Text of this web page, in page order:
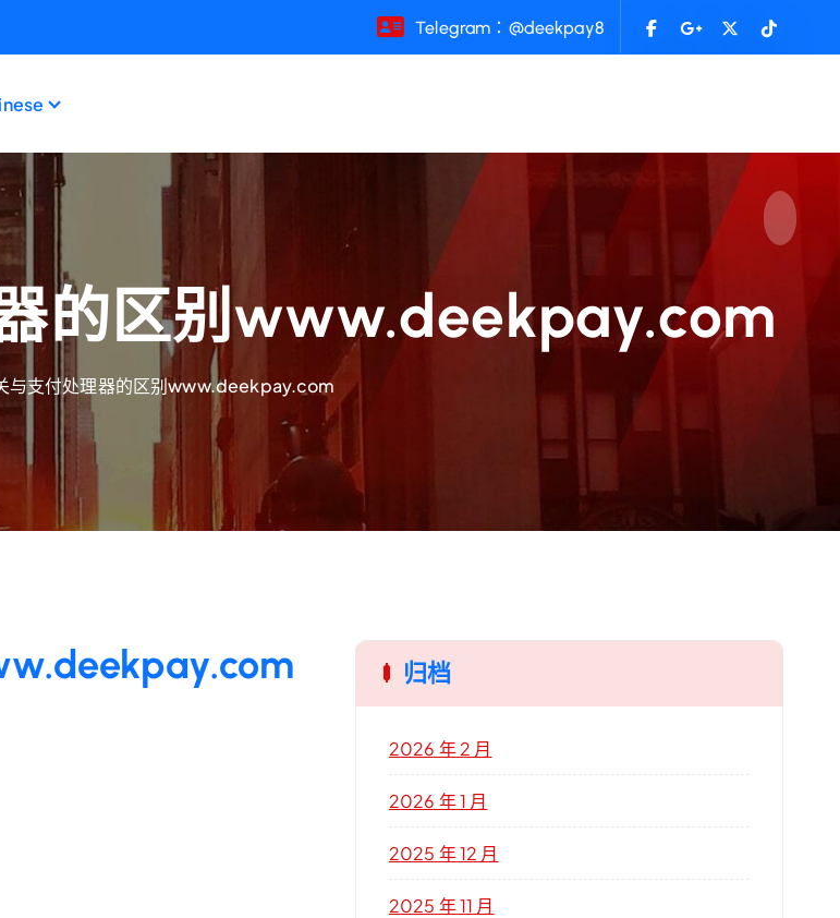
Telegram：@deekpay8
的区别www.deekpay.com
与支付处理器的区别www.deekpay.com
归档
2026 年 2 月
2026 年 1 月
2025 年 12 月
2025 年 11 月